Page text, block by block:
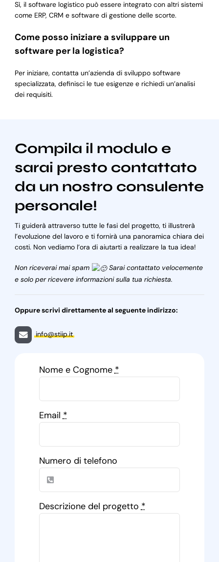
Sì, il software logistico può essere integrato con altri sistemi
come ERP, CRM e software di gestione delle scorte.
Come posso iniziare a sviluppare un
software per la logistica?
Per iniziare, contatta un’azienda di sviluppo software
specializzata, definisci le tue esigenze e richiedi un’analisi
dei requisiti.
Compila il modulo e
sarai presto contattato
da un nostro consulente
personale!
Ti guiderà attraverso tutte le fasi del progetto, ti illustrerà
l’evoluzione del lavoro e ti fornirà una panoramica chiara dei
costi. Non vediamo l’ora di aiutarti a realizzare la tua idea!
Non riceverai mai spam
Sarai contattato velocemente
e solo per ricevere informazioni sulla tua richiesta.
Oppure scrivi direttamente al seguente indirizzo:
info@stiip.it
Nome e Cognome*
Email*
Numero di telefono
Descrizione del progetto*